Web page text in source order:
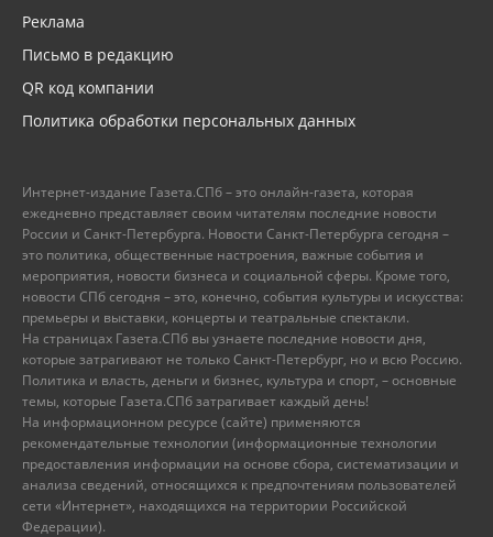
Реклама
Письмо в редакцию
QR код компании
Политика обработки персональных данных
Интернет-издание Газета.СПб – это онлайн-газета, которая
ежедневно представляет своим читателям последние новости
России и Санкт-Петербурга. Новости Санкт-Петербурга сегодня –
это политика, общественные настроения, важные события и
мероприятия, новости бизнеса и социальной сферы. Кроме того,
новости СПб сегодня – это, конечно, события культуры и искусства:
премьеры и выставки, концерты и театральные спектакли.
На страницах Газета.СПб вы узнаете последние новости дня,
которые затрагивают не только Санкт-Петербург, но и всю Россию.
Политика и власть, деньги и бизнес, культура и спорт, – основные
темы, которые Газета.СПб затрагивает каждый день!
На информационном ресурсе (сайте) применяются
рекомендательные технологии (информационные технологии
предоставления информации на основе сбора, систематизации и
анализа сведений, относящихся к предпочтениям пользователей
сети «Интернет», находящихся на территории Российской
Федерации).